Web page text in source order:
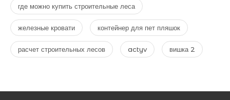
где можно купить строительные леса
железные кровати контейнер для пет пляшок
расчет строительных лесов actyv вишка 2